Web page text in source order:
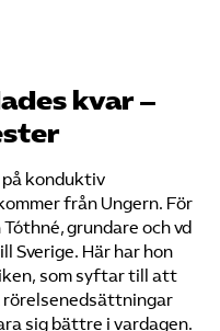
kvar –
på konduktiv
från Ungern. För
grundare och vd
Sverige. Här har hon
som syftar till att
rörelsenedsättningar
sig bättre i vardagen.